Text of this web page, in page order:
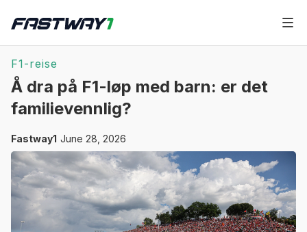
F1-reise
Å dra på F1-løp med barn: er det
familievennlig?
Fastway1 June 28, 2026